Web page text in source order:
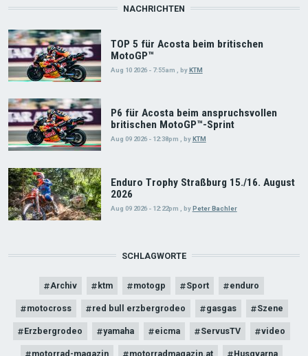
NACHRICHTEN
TOP 5 für Acosta beim britischen
MotoGP™
Aug 10 2026 - 7:55am byKTM
P6 für Acosta beim anspruchsvollen
britischen MotoGP™-Sprint
Aug 09 2026 - 12:38pm , by KTM
Enduro Trophy Straßburg 15./16. August
2026
Aug 09 2026 - 12:22pm byPeter Bachler
SCHLAGWORTE
Archiv ktm motogp Sport enduro
motocross red bull erzbergrodeo gasgas Szene
Erzbergrodeo yamaha eicma ServusTV video
motorrad-magazin motorradmagazin.at Husqvarna